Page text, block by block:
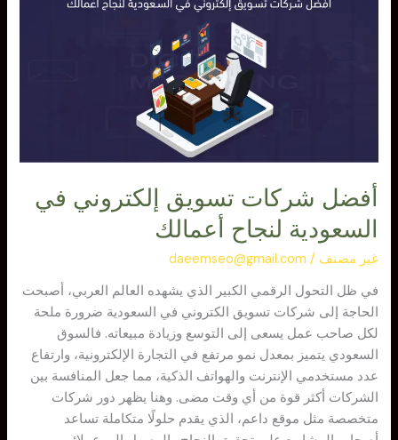
أفضل شركات تسويق إلكتروني في
السعودية لنجاح أعمالك
غير مصنف /
daeemseo@gmail.com
في ظل التحول الرقمي الكبير الذي يشهده العالم العربي، أصبحت
الحاجة إلى شركات تسويق الكتروني في السعودية ضرورة ملحة
لكل صاحب عمل يسعى إلى التوسع وزيادة مبيعاته. فالسوق
السعودي يتميز بمعدل نمو مرتفع في التجارة الإلكترونية، وارتفاع
عدد مستخدمي الإنترنت والهواتف الذكية، مما جعل المنافسة بين
الشركات أكثر قوة من أي وقت مضى. وهنا يظهر دور شركات
متخصصة مثل موقع داعم، الذي يقدم حلولًا متكاملة تساعد